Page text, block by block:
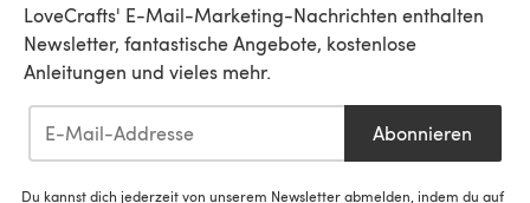
LoveCrafts' E-Mail-Marketing-Nachrichten enthalten
Newsletter, fantastische Angebote, kostenlose
Anleitungen und vieles mehr.
Abonnieren
Du kannst dich jederzeit von unserem Newsletter abmelden, indem du auf